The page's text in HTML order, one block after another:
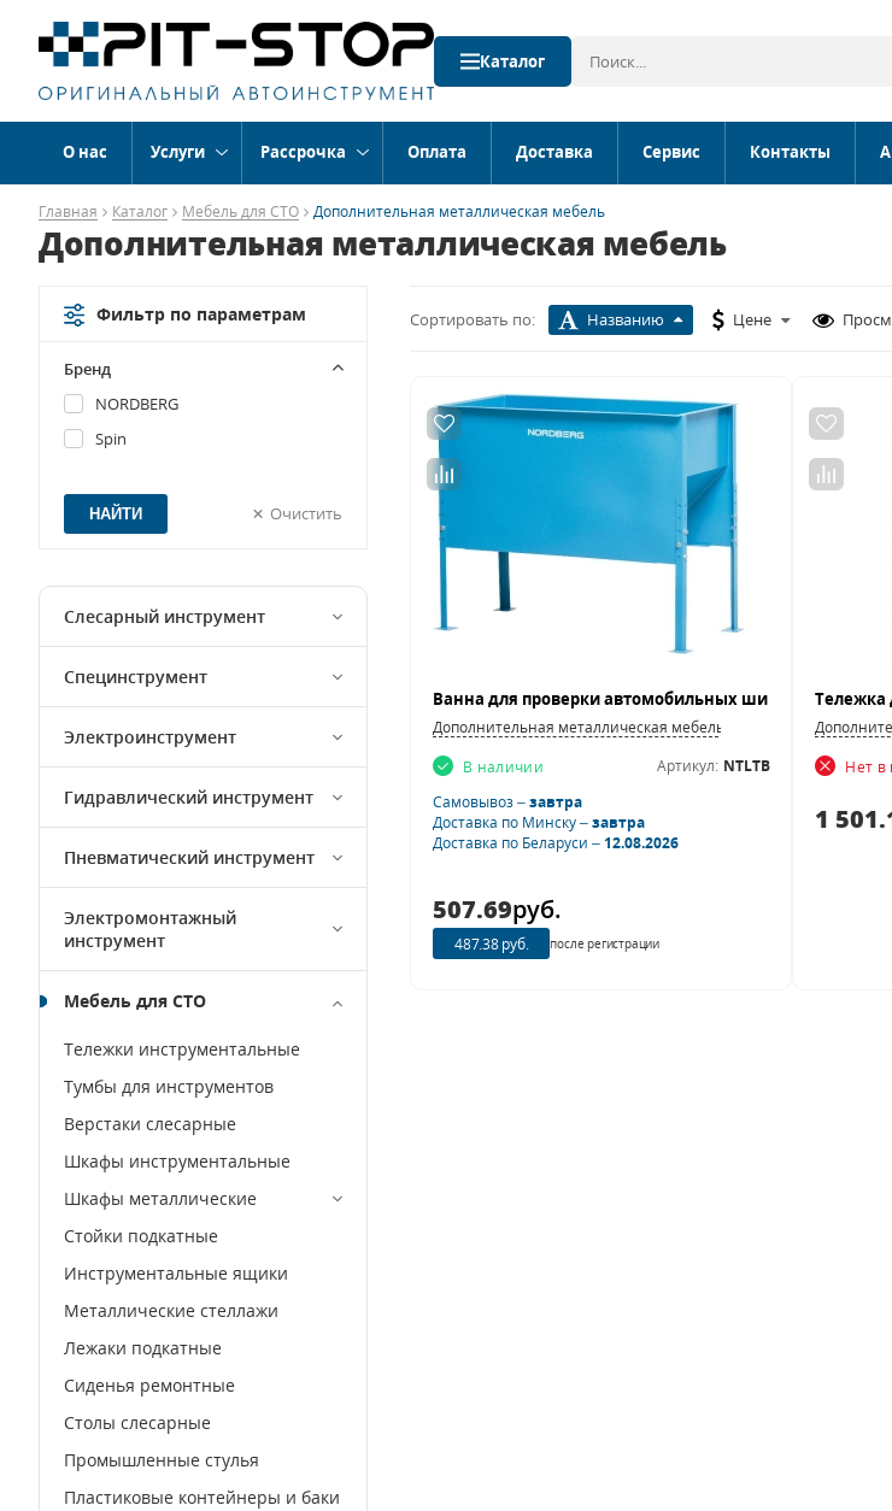
Каталог
О нас Услуги Рассрочка Оплата Доставка Сервис Контакты
Главная Каталог Мебель для СТО Дополнительная металлическая мебель
Дополнительная металлическая мебель
Фильтр по параметрам
Бренд
NORDBERG
Spin
Очистить
Слесарный инструмент
Специнструмент
Электроинструмент
Гидравлический инструмент
Пневматический инструмент
Электромонтажный
инструмент
Мебель для СТО
Тележки инструментальные
Тумбы для инструментов
Верстаки слесарные
Шкафы инструментальные
Шкафы металлические
Стойки подкатные
Инструментальные ящики
Металлические стеллажи
Лежаки подкатные
Сиденья ремонтные
Столы слесарные
Промышленные стулья
Пластиковые контейнеры и баки
Сортировать по: Названию Цене
Дополнительная металлическая мебель
В наличии
Артикул: NTLTB
Самовывоз –завтра
Доставка по Минску –завтра
Доставка по Беларуси –12.08.2026
507.69руб.
487.38 руб. после регистрации
Нет в
1